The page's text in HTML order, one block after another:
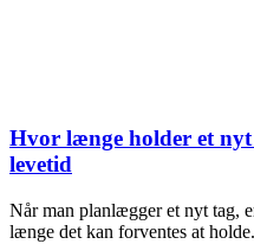
Hvor længe holder et
levetid
Når man planlægger et nyt tag,
længe det kan forventes at